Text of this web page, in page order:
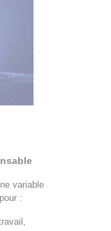
variable
: